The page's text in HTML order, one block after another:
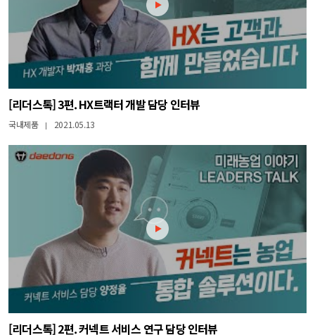
[리더스톡] 3편. HX트랙터 개발 담당 인터뷰
국내제품 | 2021.05.13
[리더스톡] 2편. 커넥트 서비스 연구 담당 인터뷰